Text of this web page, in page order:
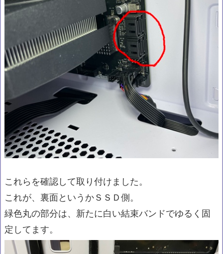
これらを確認して取り付けました。
これが、裏面というかＳＳＤ側。
緑色丸の部分は、新たに白い結束バンドでゆるく固
定してます。